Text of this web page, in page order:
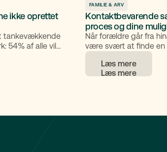
ikke oprettet
tankevækkende
54% af alle vil
men kun
andet derfor
hvert år i andre
FAMILIE & ARV
Kontaktbevarende
proces og dine
Når forældre går fra
være svært at finde en
barnet. I nogle tilfælde
en midlertidig
har kontakt med
samvær betyder,
Læs mere